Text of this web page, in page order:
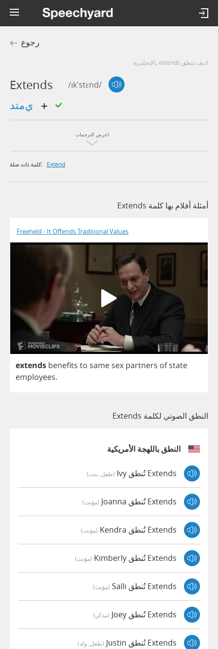
رجوع
كيف تنطق extends بالإنجليزية
Extends /ɪk'stɛnd/
اعرض الترجمات
كلمة ذات صلة: Extend
أمثلة أفلام بها كلمة Extends
Freeheld - It Offends Traditional Values
extends benefits to same sex partners of state
employees.
النطق الصوتي لكلمة Extends
النطق باللهجة الأمريكية
Extends تُنطق Ivy (طفل, بنت)
Extends تُنطق Joanna (مؤنث)
Extends تُنطق Kendra (مؤنث)
Extends تُنطق Kimberly (مؤنث)
Extends تُنطق Salli (مؤنث)
Extends تُنطق Joey (مذكر)
Extends تُنطق Justin (طفل, ولد)